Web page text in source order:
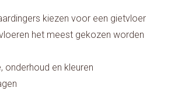
kiezen voor een gietvloer
het meest gekozen worden
onderhoud en kleuren